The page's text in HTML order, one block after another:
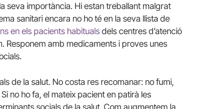
seva importància. Hi estan treballant malgrat
sanitari encara no ho té en la seva llista de
en els pacients habitualsdels centres d’atenció
Responem amb medicaments i proves unes
de la salut. No costa res recomanar: no fumi,
no ho fa, el mateix pacient en patirà les
socials de la salut. Com augmentem la